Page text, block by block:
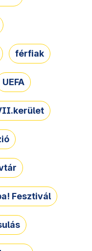
férfiak
UEFA
Fesztivál